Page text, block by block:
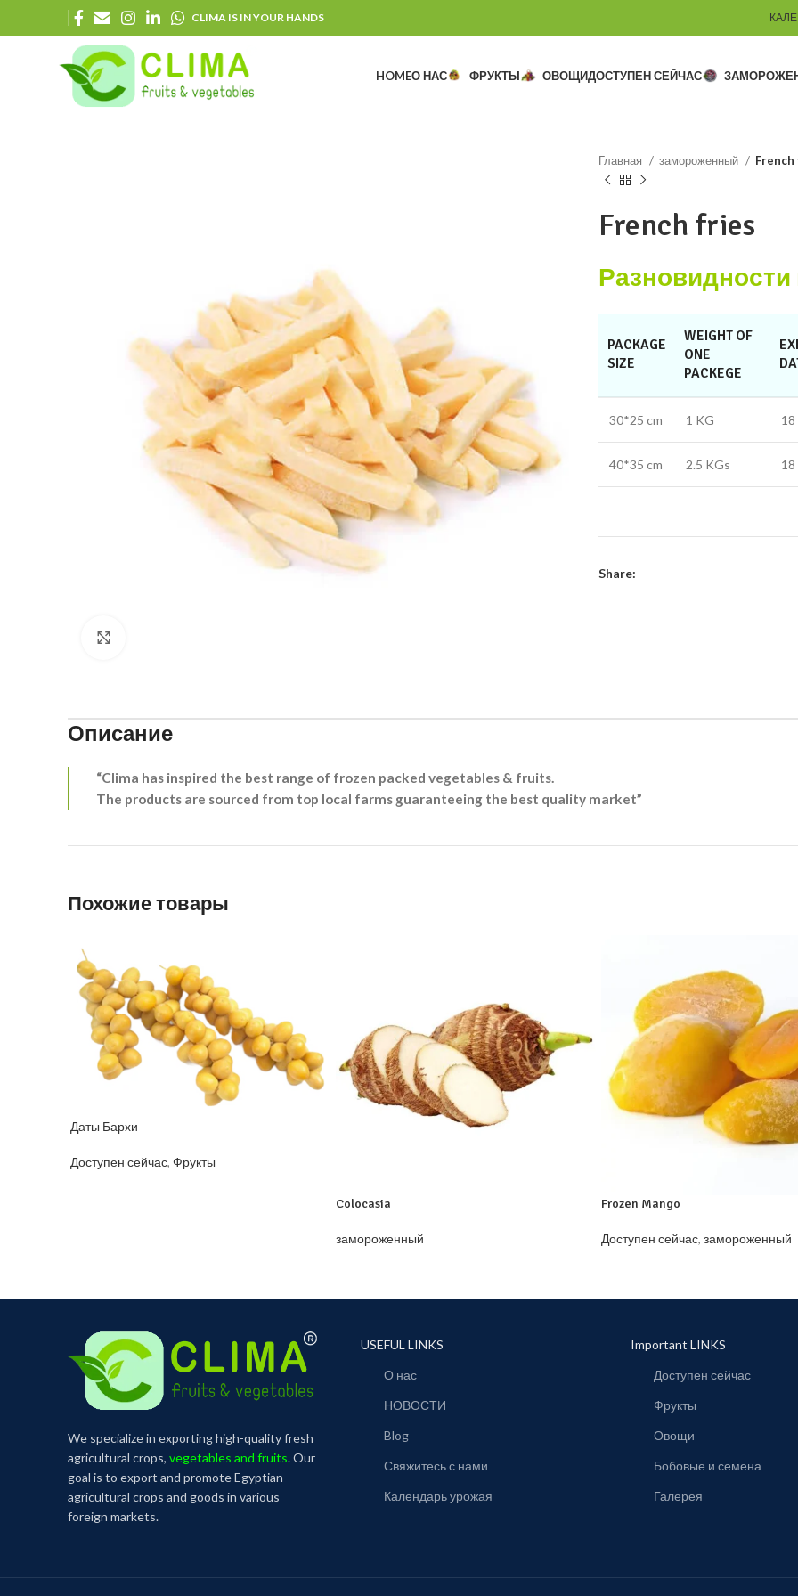
CLIMA IS IN YOUR HANDS
HOMEО НАС ФРУКТЫ ОВОЩИДОСТУПЕН СЕЙЧАС
Главная замороженный
French fries
Разновидности
PACKAGE
SIZE
WEIGHT OF
ONE
PACKEGE
30*25 cm 1 KG
40*35 cm 2.5 KGs
Share:
Описание
“Clima has inspired the best range of frozen packed vegetables & fruits.
The products are sourced from top local farms guaranteeing the best quality market”
Похожие товары
Даты Бархи
Доступен сейчас, Фрукты
Colocasia
замороженный
Frozen Mango
Доступен сейчас, замороженный
We specialize in exporting high-quality fresh
agricultural crops, vegetables and fruits. Our
goal is to export and promote Egyptian
agricultural crops and goods in various
foreign markets.
USEFUL LINKS
О нас
НОВОСТИ
Blog
Свяжитесь с нами
Календарь урожая
Important LINKS
Доступен сейчас
Фрукты
Овощи
Бобовые и семена
Галерея